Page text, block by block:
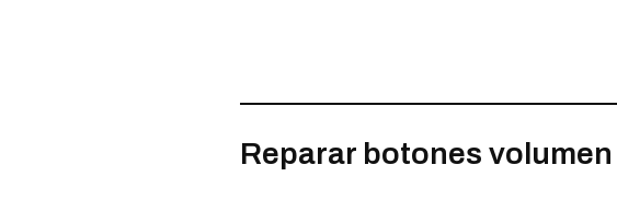
Reparar botones